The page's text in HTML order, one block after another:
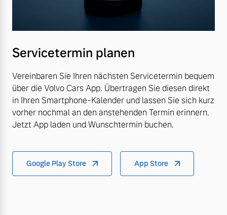
Servicetermin planen
Vereinbaren Sie Ihren nächsten Servicetermin bequem
über die Volvo Cars App. Übertragen Sie diesen direkt
in Ihren Smartphone-Kalender und lassen Sie sich kurz
vorher nochmal an den anstehenden Termin erinnern.
Jetzt App laden und Wunschtermin buchen.
Google Play Store App Store